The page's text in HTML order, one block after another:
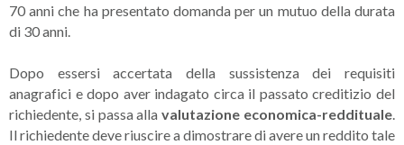
70 anni che ha presentato domanda per un mutuo della durata
di 30 anni.
Dopo essersi accertata della sussistenza dei requisiti
anagrafici e dopo aver indagato circa il passato creditizio del
richiedente, si passa allavalutazione economica-reddituale
Il richiedente deve riuscire a dimostrare di avere un reddito tale